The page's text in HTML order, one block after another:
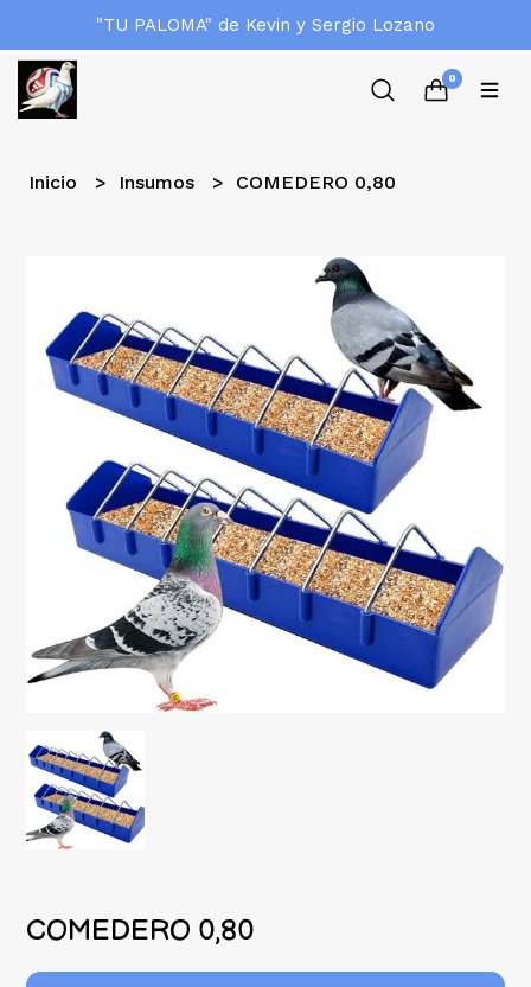
"TU PALOMA" de Kevin y Sergio Lozano
0
Inicio Insumos COMEDERO 0,80
COMEDERO 0,80